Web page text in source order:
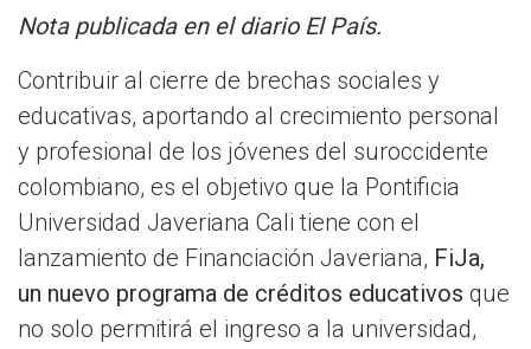
Nota publicada en el diario El País.
Contribuir al cierre de brechas sociales y
educativas, aportando al crecimiento personal
y profesional de los jóvenes del suroccidente
colombiano, es el objetivo que la Pontificia
Universidad Javeriana Cali tiene con el
lanzamiento de Financiación Javeriana, FiJa,
un nuevo programa de créditos educativos que
no solo permitirá el ingreso a la universidad,